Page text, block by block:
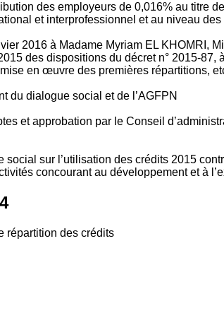
des employeurs de 0,016% au titre
et interprofessionnel et au niveau
2016 à Madame Myriam EL KHOMRI,
des dispositions du décret n° 2015-
en œuvre des premières répartitions,
du dialogue social et de l’AGFPN
et approbation par le Conseil
sur l’utilisation des crédits 2015
concourant au développement et à
répartition des crédits